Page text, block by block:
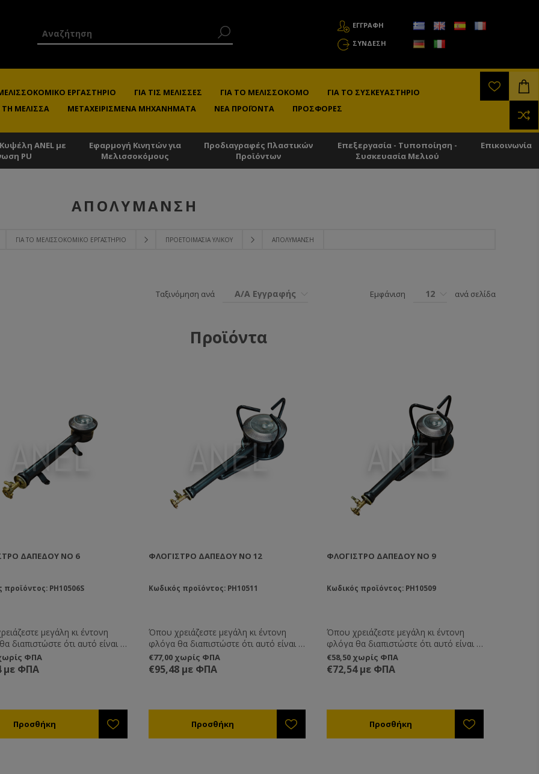
ΕΓΓΡΑΦΗ
ΣΎΝΔΕΣΗ
ΕΡΓΑΣΤΉΡΙΟ ΓΙΑ ΤΙΣ ΜΈΛΙΣΣΕΣ ΓΙΑ ΤΟ ΜΕΛΙΣΣΟΚΌΜΟ
ΓΙΑ ΤΟ ΣΥΣΚΕΥΑΣΤΉΡΙΟ
ΜΈΛΙΣΣΑ
ΜΕΤΑΧΕΙΡΙΣΜΈΝΑ ΜΗΧΑΝΉΜΑΤΑ ΝΈΑ ΠΡΟΪΌΝΤΑ ΠΡΟΣΦΟΡΈΣ
ANEL με
PU
Εφαρμογή Κινητών για
Μελισσοκόμους
Προδιαγραφές Πλαστικών
Προϊόντων
Επεξεργασία - Τυποποίηση -
Συσκευασία Μελιού
Επικοινωνία
ΓΙΑ ΤΟ ΜΕΛΙΣΣΟΚΟΜΙΚΌ ΕΡΓΑΣΤΉΡΙΟ ΠΡΟΕΤΟΙΜΑΣΊΑ ΥΛΙΚΟΎ ΑΠΟΛΎΜΑΝΣΗ
ΑΠΟΛΎΜΑΝΣΗ
Ταξινόμηση ανά Α/Α Εγγραφής Εμφάνιση 12 ανά σελίδα
Προϊόντα
ΔΑΠΈΔΟΥ ΝΟ 6
προϊόντος: PH10506S
μεγάλη κι έντονη
διαπιστώστε ότι αυτό είναι το
που ψάχνατε. Φλόγιστρο
πίεσης 8-10 kw.
ΦΠΑ
με ΦΠΑ
ΦΛΌΓΙΣΤΡΟ ΔΑΠΈΔΟΥ ΝΟ 12
Κωδικός προϊόντος: PH10511
Όπου χρειάζεστε μεγάλη κι έντονη
φλόγα θα διαπιστώστε ότι αυτό είναι το
φλόγιστρο που ψάχνατε. Φλόγιστρο
μονό χαλημηλής πίεσης 8-10 kw.
Eπαγγελματικό.
€77,00 χωρίς ΦΠΑ
€95,48 με ΦΠΑ
ΦΛΌΓΙΣΤΡΟ ΔΑΠΈΔΟΥ ΝΟ 9
Κωδικός προϊόντος: PH10509
Όπου χρειάζεστε μεγάλη κι έντονη
φλόγα θα διαπιστώστε ότι αυτό είναι το
φλόγιστρο που ψάχνατε. Φλόγιστρο
μονό χαλημηλής πίεσης 10-12 kw.
Eπαγγελματικό.
€58,50 χωρίς ΦΠΑ
€72,54 με ΦΠΑ